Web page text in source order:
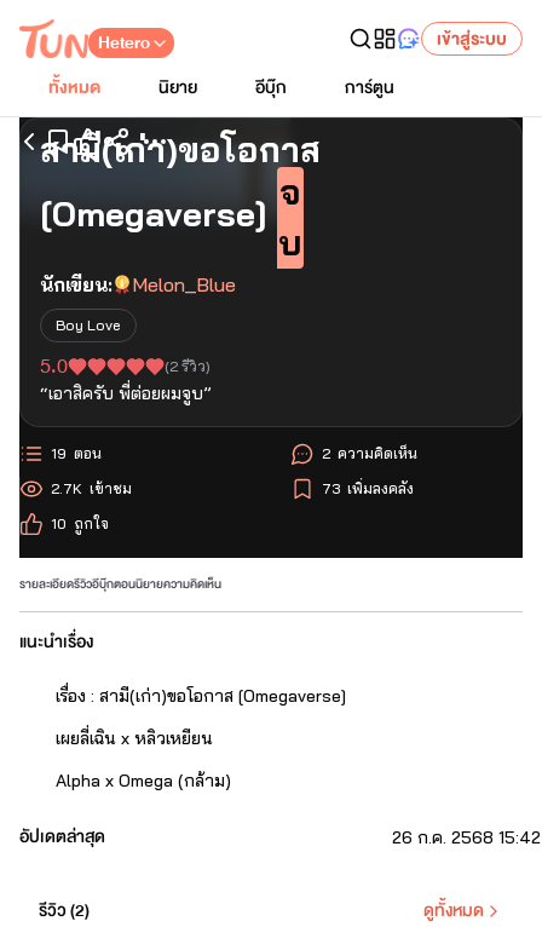
Hetero
เข้าสู่ระบบ
ทั้งหมด
นิยาย อีบุ๊ก การ์ตูน
เริ่มอ่านตอนแรก
สามี(เก่า)ขอโอกาส
[Omegaverse]
จ
บ
นักเขียน: Melon_Blue
Boy Love
5.0 (2 รีวิว)
“เอาสิครับ พี่ต่อยผมจูบ”
ตอน
19
เข้าชม
2.7K
ถูกใจ
10
ความคิดเห็น
2
เพิ่มลงคลัง
73
รายละเอียดรีวิวอีบุ๊กตอนนิยายความคิดเห็น
แนะนำเรื่อง
เรื่อง : สามี(เก่า)ขอโอกาส [Omegaverse]
เผยลี่เฉิน x หลิวเหยียน
Alpha x Omega (กล้าม)
อัปเดตล่าสุด 26 ก.ค. 2568
รีวิว (2) ดูทั้งหมด